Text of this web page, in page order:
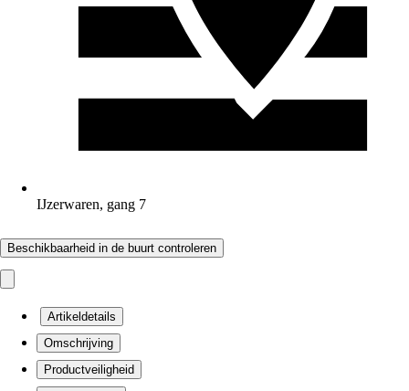
IJzerwaren, gang 7
Beschikbaarheid in de buurt controleren
Artikeldetails
Omschrijving
Productveiligheid